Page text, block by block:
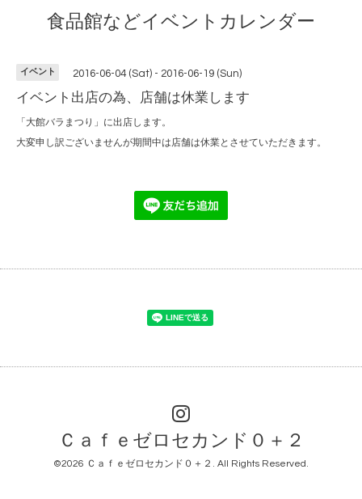
食品館などイベントカレンダー
イベント 2016-06-04 (Sat) - 2016-06-19 (Sun)
イベント出店の為、店舗は休業します
「大館バラまつり」に出店します。
大変申し訳ございませんが期間中は店舗は休業とさせていただきます。
Ｃａｆｅゼロセカンド０＋２
©2026 Ｃａｆｅゼロセカンド０＋２ . All Rights Reserved.